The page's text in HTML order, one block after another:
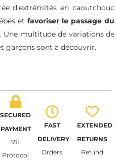
d’extrémités en caoutchouc
et favoriser le passage du
. Une multitude de variations de
garçons sont à découvrir.
SECURED
PAYMENT
SSL
Protocol
FAST
DELIVERY
Orders
EXTENDED
RETURNS
Refund